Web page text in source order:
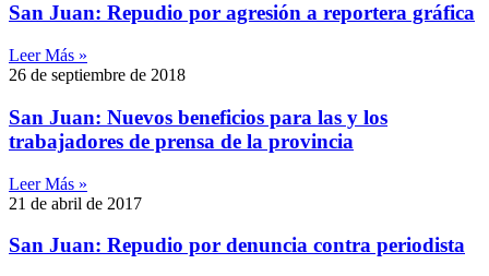
San Juan: Repudio por agresión a reportera gráfica
Leer Más »
26 de septiembre de 2018
San Juan: Nuevos beneficios para las y los
trabajadores de prensa de la provincia
Leer Más »
21 de abril de 2017
San Juan: Repudio por denuncia contra periodista